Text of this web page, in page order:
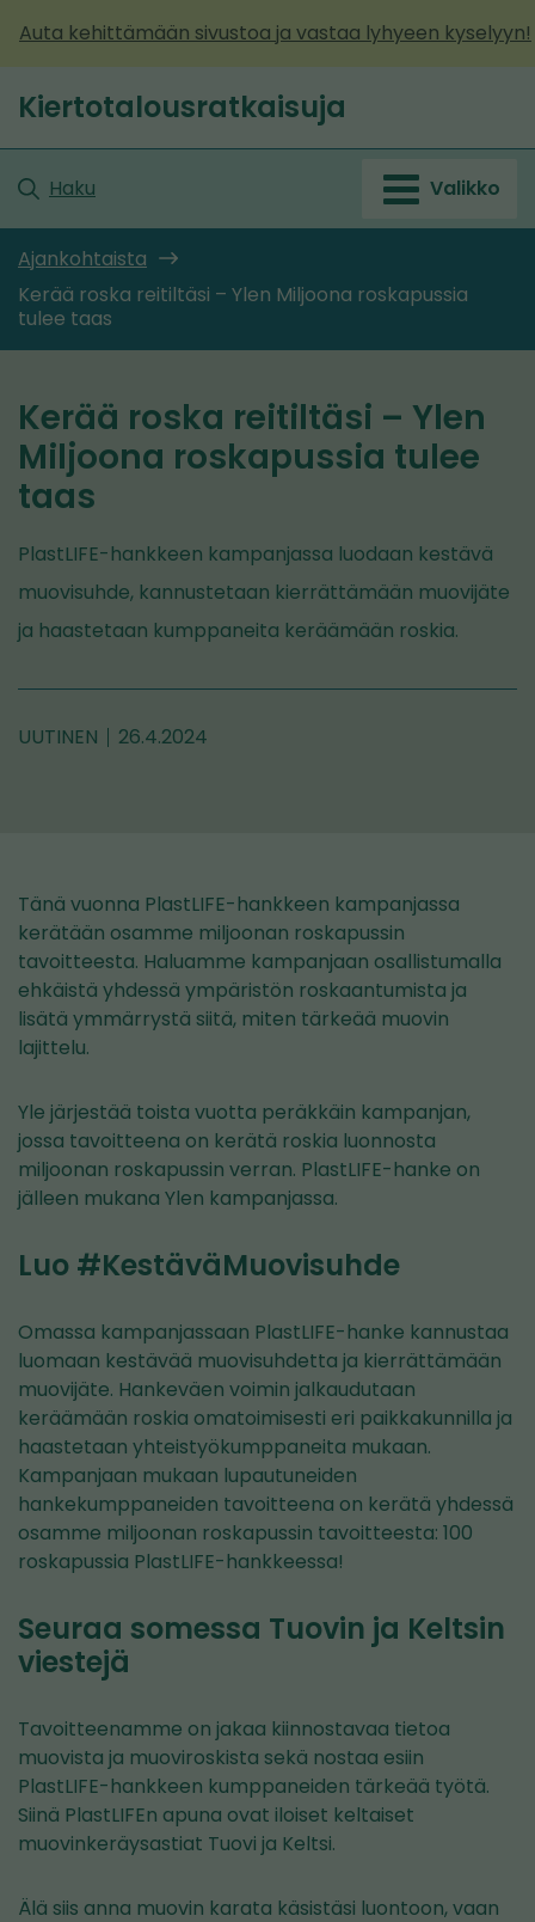
sisältöön
Auta kehittämään sivustoa ja vastaa lyhyeen kyselyyn!
Etusivu
Kiertotalousratkaisuja
Haku Valikko
Ajankohtaista
Kerää roska reitiltäsi – Ylen Miljoona roskapussia
tulee taas
Kerää roska reitiltäsi – Ylen
Miljoona roskapussia tulee
taas
PlastLIFE-hankkeen kampanjassa luodaan kestävä
muovisuhde, kannustetaan kierrättämään muovijäte
ja haastetaan kumppaneita keräämään roskia.
UUTINEN 26.4.2024
Tänä vuonna PlastLIFE-hankkeen kampanjassa
kerätään osamme miljoonan roskapussin
tavoitteesta. Haluamme kampanjaan osallistumalla
ehkäistä yhdessä ympäristön roskaantumista ja
lisätä ymmärrystä siitä, miten tärkeää muovin
lajittelu.
Yle järjestää toista vuotta peräkkäin kampanjan,
jossa tavoitteena on kerätä roskia luonnosta
miljoonan roskapussin verran. PlastLIFE-hanke on
jälleen mukana Ylen kampanjassa.
Luo #KestäväMuovisuhde
Omassa kampanjassaan PlastLIFE-hanke kannustaa
luomaan kestävää muovisuhdetta ja kierrättämään
muovijäte. Hankeväen voimin jalkaudutaan
keräämään roskia omatoimisesti eri paikkakunnilla ja
haastetaan yhteistyökumppaneita mukaan.
Kampanjaan mukaan lupautuneiden
hankekumppaneiden tavoitteena on kerätä yhdessä
osamme miljoonan roskapussin tavoitteesta: 100
roskapussia PlastLIFE-hankkeessa!
Seuraa somessa Tuovin ja Keltsin
viestejä
Tavoitteenamme on jakaa kiinnostavaa tietoa
muovista ja muoviroskista sekä nostaa esiin
PlastLIFE-hankkeen kumppaneiden tärkeää työtä.
Siinä PlastLIFEn apuna ovat iloiset keltaiset
muovinkeräysastiat Tuovi ja Keltsi.
Älä siis anna muovin karata käsistäsi luontoon, vaan